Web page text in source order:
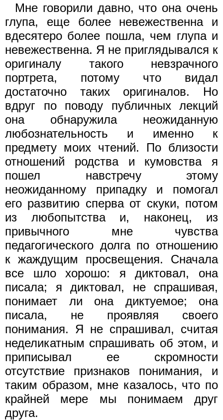
Мне говорили давно, что она очень
глупа, еще более невежественна и
вдесятеро более пошла, чем глупа и
невежественна. Я не приглядывался к
оригиналу такого невзрачного
портрета, потому что видал
достаточно таких оригиналов. Но
вдруг по поводу публичных лекций
она обнаружила неожиданную
любознательность и именно к
предмету моих чтений. По близости
отношений родства и кумовства я
пошел навстречу этому
неожиданному припадку и помогал
его развитию сперва от скуки, потом
из любопытства и, наконец, из
привычного мне чувства
педагогического долга по отношению
к жаждущим просвещения. Сначала
все шло хорошо: я диктовал, она
писала; я диктовал, не спрашивая,
понимает ли она диктуемое; она
писала, не проявляя своего
понимания. Я не спрашивал, считая
неделикатным спрашивать об этом, и
приписывал ее скромности
отсутствие признаков понимания, и
таким образом, мне казалось, что по
крайней мере мы понимаем друг
друга.